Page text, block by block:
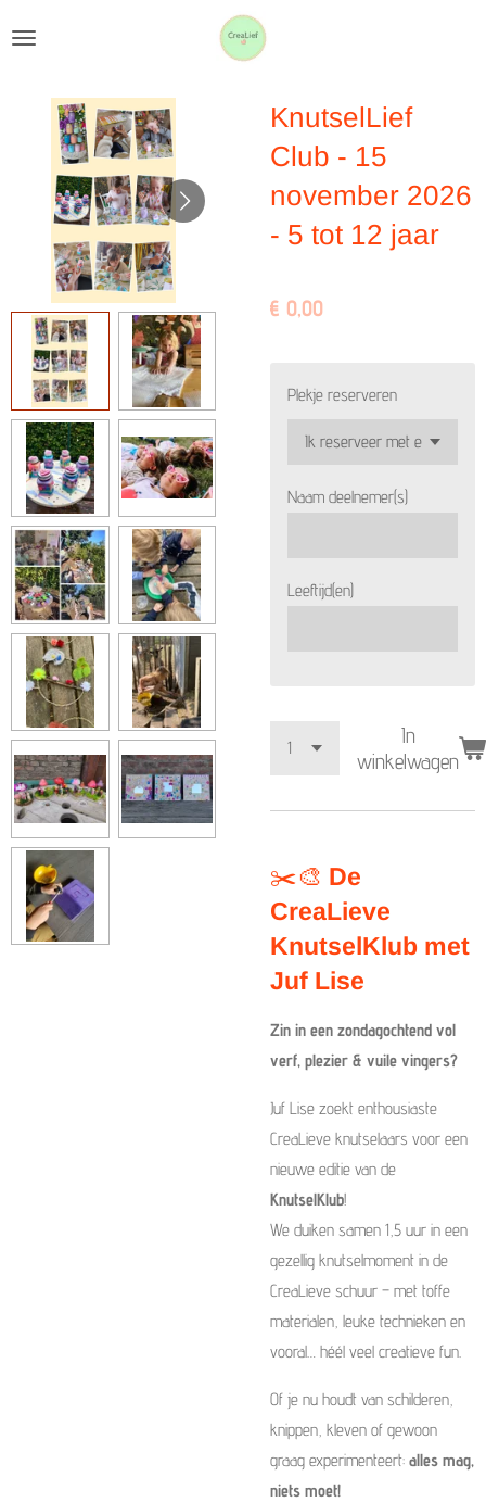
hoofdinhoud
KnutselLief
Club - 15
november 2026
- 5 tot 12 jaar
€ 0,00
Plekje reserveren
Naam deelnemer(s)
Leeftijd(en)
In
winkelwagen
✂️🎨 De
CreaLieve
KnutselKlub met
Juf Lise
Zin in een zondagochtend vol
verf, plezier & vuile vingers?
Juf Lise zoekt enthousiaste
CreaLieve knutselaars voor een
nieuwe editie van de
KnutselKlub!
We duiken samen 1,5 uur in een
gezellig knutselmoment in de
CreaLieve schuur – met toffe
materialen, leuke technieken en
vooral… héél veel creatieve fun.
Of je nu houdt van schilderen,
knippen, kleven of gewoon
graag experimenteert: alles mag,
niets moet!